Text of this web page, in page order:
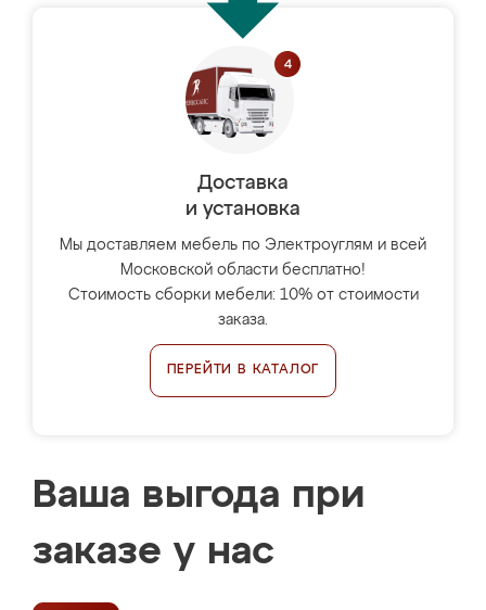
Доставка
и установка
Мы доставляем мебель по Электроуглям и всей
Московской области бесплатно!
Стоимость сборки мебели: 10% от стоимости
заказа.
ПЕРЕЙТИ В КАТАЛОГ
Ваша выгода при
заказе у нас